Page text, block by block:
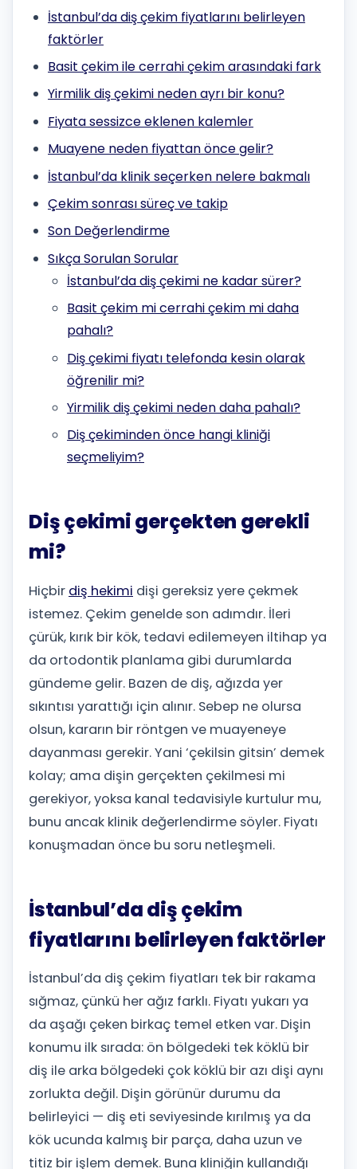
İstanbul’da diş çekim fiyatlarını belirleyen
faktörler
Basit çekim ile cerrahi çekim arasındaki fark
Yirmilik diş çekimi neden ayrı bir konu?
Fiyata sessizce eklenen kalemler
Muayene neden fiyattan önce gelir?
İstanbul’da klinik seçerken nelere bakmalı
Çekim sonrası süreç ve takip
Son Değerlendirme
Sıkça Sorulan Sorular
İstanbul’da diş çekimi ne kadar sürer?
Basit çekim mi cerrahi çekim mi daha
pahalı?
Diş çekimi fiyatı telefonda kesin olarak
öğrenilir mi?
Yirmilik diş çekimi neden daha pahalı?
Diş çekiminden önce hangi kliniği
seçmeliyim?
Diş çekimi gerçekten gerekli
mi?
Hiçbir diş hekimi dişi gereksiz yere çekmek
istemez. Çekim genelde son adımdır. İleri
çürük, kırık bir kök, tedavi edilemeyen iltihap ya
da ortodontik planlama gibi durumlarda
gündeme gelir. Bazen de diş, ağızda yer
sıkıntısı yarattığı için alınır. Sebep ne olursa
olsun, kararın bir röntgen ve muayeneye
dayanması gerekir. Yani ‘çekilsin gitsin’ demek
kolay; ama dişin gerçekten çekilmesi mi
gerekiyor, yoksa kanal tedavisiyle kurtulur mu,
bunu ancak klinik değerlendirme söyler. Fiyatı
konuşmadan önce bu soru netleşmeli.
İstanbul’da diş çekim
fiyatlarını belirleyen faktörler
İstanbul’da diş çekim fiyatları tek bir rakama
sığmaz, çünkü her ağız farklı. Fiyatı yukarı ya
da aşağı çeken birkaç temel etken var. Dişin
konumu ilk sırada: ön bölgedeki tek köklü bir
diş ile arka bölgedeki çok köklü bir azı dişi aynı
zorlukta değil. Dişin görünür durumu da
belirleyici — diş eti seviyesinde kırılmış ya da
kök ucunda kalmış bir parça, daha uzun ve
titiz bir işlem demek. Buna kliniğin kullandığı